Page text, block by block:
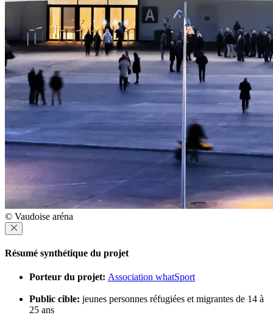
© Vaudoise aréna
Résumé synthétique du projet
Porteur du projet: Association whatSport
Public cible: jeunes personnes réfugiées et migrantes de 14 à
25 ans